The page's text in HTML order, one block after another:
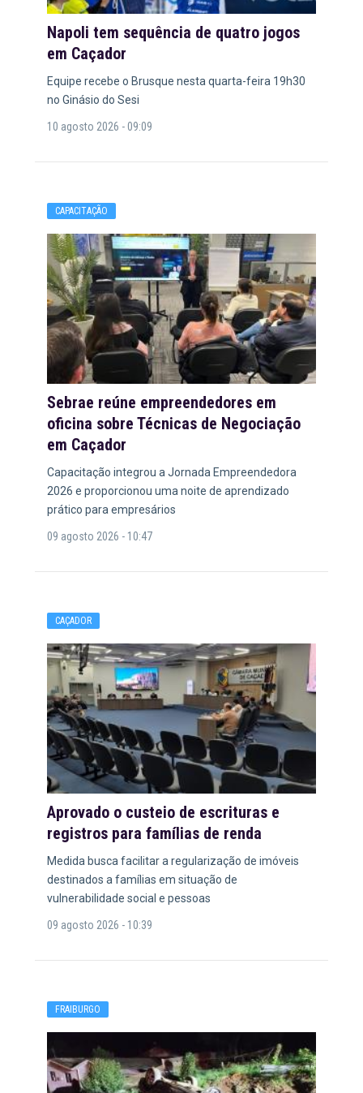
Napoli tem sequência de quatro jogos
em Caçador
Equipe recebe o Brusque nesta quarta-feira 19h30
no Ginásio do Sesi
10 agosto 2026 - 09:09
CAPACITAÇÃO
Sebrae reúne empreendedores em
oficina sobre Técnicas de Negociação
em Caçador
Capacitação integrou a Jornada Empreendedora
2026 e proporcionou uma noite de aprendizado
prático para empresários
09 agosto 2026 - 10:47
CAÇADOR
Aprovado o custeio de escrituras e
registros para famílias de renda
Medida busca facilitar a regularização de imóveis
destinados a famílias em situação de
vulnerabilidade social e pessoas
09 agosto 2026 - 10:39
FRAIBURGO